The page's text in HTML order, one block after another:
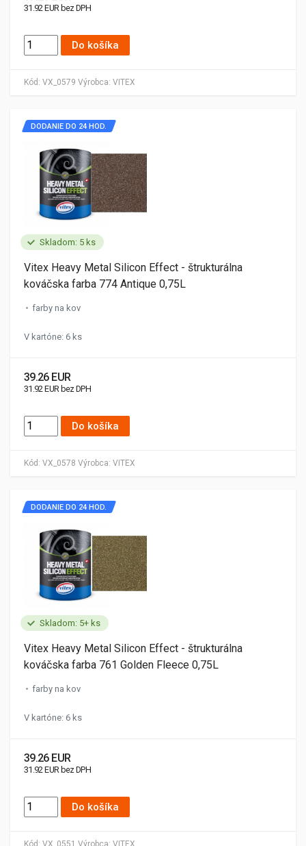
Kód: VX_0579 Výrobca: VITEX
31.92 EUR bez DPH
Do košíka
Skladom: 5 ks
Kód: VX_0578 Výrobca: VITEX
DODANIE DO 24 HOD.
Vitex Heavy Metal Silicon Effect - štrukturálna
kováčska farba 774 Antique 0,75L
farby na kov
V kartóne: 6 ks
39.26 EUR
31.92 EUR bez DPH
Do košíka
Skladom: 5+ ks
Kód: VX_0551 Výrobca: VITEX
DODANIE DO 24 HOD.
Vitex Heavy Metal Silicon Effect - štrukturálna
kováčska farba 761 Golden Fleece 0,75L
farby na kov
V kartóne: 6 ks
39.26 EUR
31.92 EUR bez DPH
Do košíka